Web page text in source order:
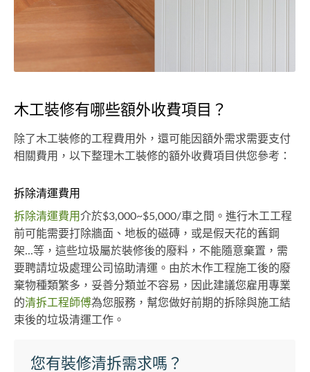
木工裝修有哪些額外收費項目？
除了木工裝修的工程費用外，還可能因額外需求需要支付
相關費用，以下整理木工裝修的額外收費項目供您參考：
拆除清運費用
拆除清運費用介於$3,000~$5,000/車之間。進行木工工程
前可能需要打除牆面、地板的磁磚，或是假天花的舊鋼
架...等，這些垃圾屬於裝修後的廢料，不能隨意棄置，需
要聘請垃圾處理公司協助清運。由於木作工程施工後的廢
棄物種類繁多，妥善分類並不容易，因此建議您雇用專業
的清拆工程師傅為您服務，幫您做好前期的拆除與施工結
束後的垃圾清運工作。
您有裝修清拆需求嗎？